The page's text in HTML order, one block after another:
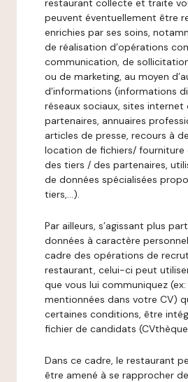
restaurant collecte et traite
peuvent éventuellement être
enrichies par ses soins,
de réalisation d’opérations
communication, de
ou de marketing, au moyen
d’informations (informations
réseaux sociaux, sites internet
partenaires, annuaires
articles de presse, recours à
location de fichiers/ fourniture
des tiers / des partenaires,
de données spécialisées
tiers,…).
Par ailleurs, s’agissant plus
données à caractère
cadre des opérations de
restaurant, celui-ci peut
que vous lui communiquez
mentionnées dans votre CV)
certaines conditions, être
fichier de candidats
Dans ce cadre, le restaurant
être amené à se rapprocher